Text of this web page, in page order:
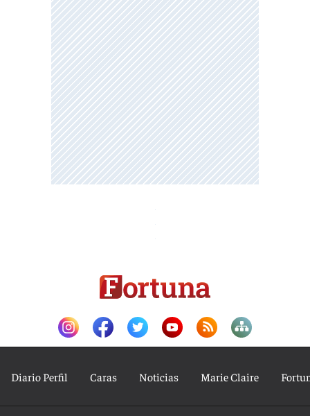
Diario Perfil Caras Noticias Marie Claire